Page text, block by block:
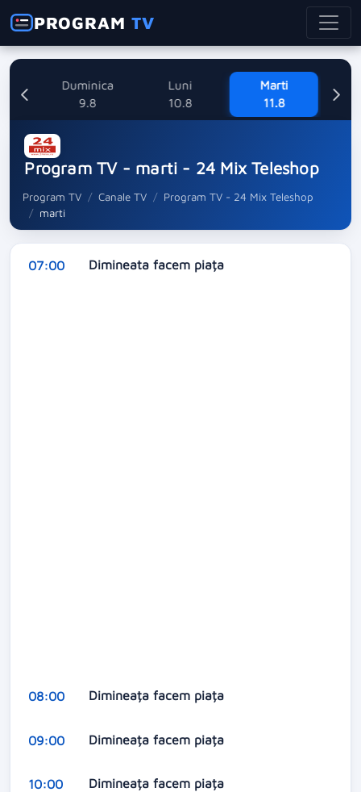
PROGRAMTV
Duminica
9.8
Luni
10.8
Marti
11.8
Program TV - marti - 24 Mix Teleshop
Program TV Canale TV
Program TV - 24 Mix Teleshop
marti
07:00 Dimineata facem piața
08:00 Dimineața facem piața
09:00 Dimineața facem piața
10:00 Dimineața facem piața